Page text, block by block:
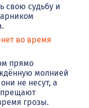
свою судьбу и
во время
прямо
молнией
не несут, а
грозы.